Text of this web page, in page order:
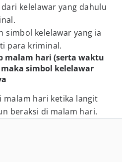
kelelawar yang dahulu
simbol kelelawar yang ia
para kriminal.
malam hari (serta waktu
simbol kelelawar
malam hari ketika langit
beraksi di malam hari.